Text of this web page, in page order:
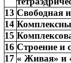
13 Свободная
14
15
16 Строение и
17 « Живая» и